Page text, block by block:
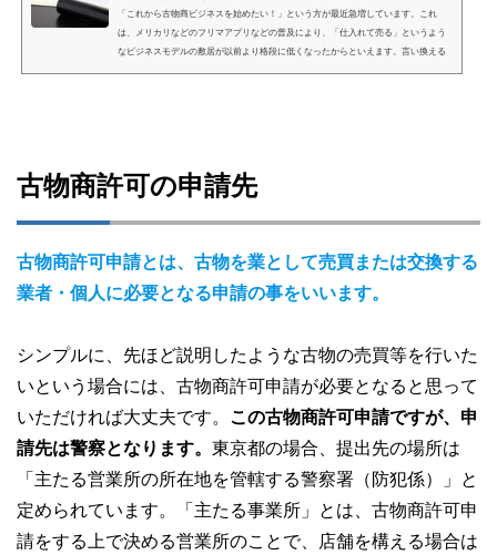
「これから古物商ビジネスを始めたい！」という方が最近急増しています。これ
は、メリカリなどのフリマアプリなどの普及により、「仕入れて売る」というよう
なビジネスモデルの敷居が以前より格段に低くなったからといえます。言い換える
古物商許可の申請先
古物商許可申請とは、古物を業として売買または交換する
業者・個人に必要となる申請の事をいいます。
シンプルに、先ほど説明したような古物の売買等を行いた
いという場合には、古物商許可申請が必要となると思って
いただければ大丈夫です。 この古物商許可申請ですが、申
請先は警察となります。 東京都の場合、提出先の場所は
「主たる営業所の所在地を管轄する警察署（防犯係）」と
定められています。「主たる事業所」とは、古物商許可申
請をする上で決める営業所のことで、店舗を構える場合は